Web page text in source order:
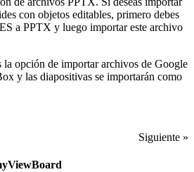
con objetos editables, primero debes
a PPTX y luego importar este archivo
opción de importar archivos de Google
y las diapositivas se importarán como
Siguiente »